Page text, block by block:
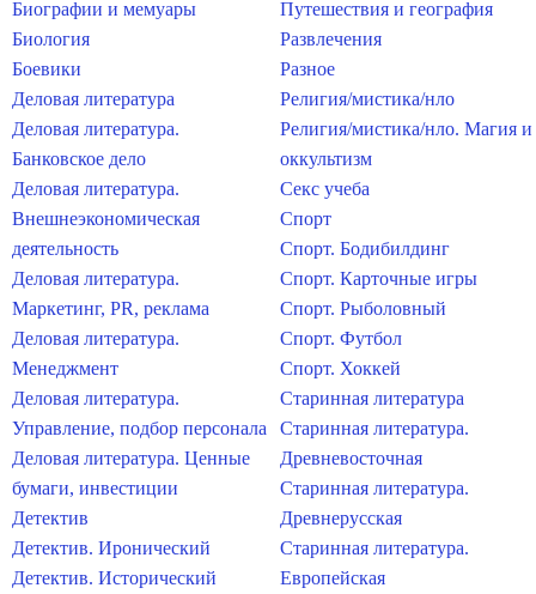
Биографии и мемуары
Биология
Боевики
Деловая литература
Деловая литература.
Банковское дело
Деловая литература.
Внешнеэкономическая
деятельность
Деловая литература.
Маркетинг, PR, реклама
Деловая литература.
Менеджмент
Деловая литература.
Управление, подбор персонала
Деловая литература. Ценные
бумаги, инвестиции
Детектив
Детектив. Иронический
Детектив. Исторический
Путешествия и география
Развлечения
Разное
Религия/мистика/нло
Религия/мистика/нло. Магия и
оккультизм
Секс учеба
Спорт
Спорт. Бодибилдинг
Спорт. Карточные игры
Спорт. Рыболовный
Спорт. Футбол
Спорт. Хоккей
Старинная литература
Старинная литература.
Древневосточная
Старинная литература.
Древнерусская
Старинная литература.
Европейская